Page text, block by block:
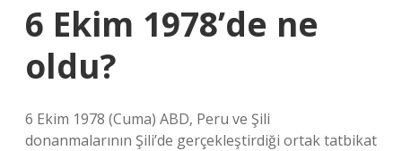
6 Ekim 1978’de ne
oldu?
6 Ekim 1978 (Cuma) ABD, Peru ve Şili
donanmalarının Şili’de gerçekleştirdiği ortak tatbikat